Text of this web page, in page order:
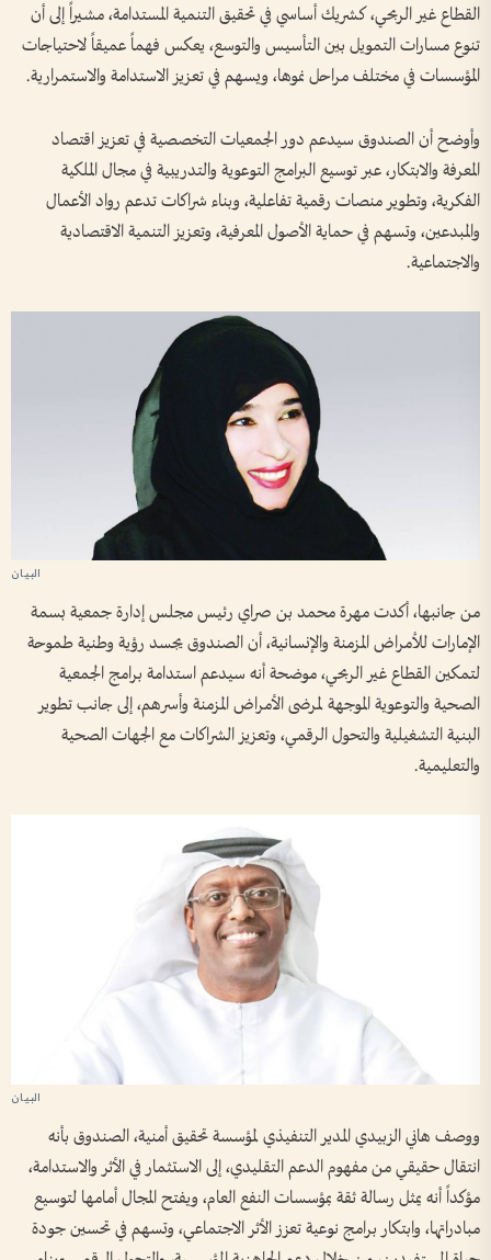
القطاع غير الربحي، كشريك أساسي في تحقيق التنمية المستدامة، مشيراً إلى أن
تنوع مسارات التمويل بين التأسيس والتوسع، يعكس فهماً عميقاً لاحتياجات
المؤسسات في مختلف مراحل نموها، ويسهم في تعزيز الاستدامة والاستمرارية.
وأوضح أن الصندوق سيدعم دور الجمعيات التخصصية في تعزيز اقتصاد
المعرفة والابتكار، عبر توسيع البرامج التوعوية والتدريبية في مجال الملكية
الفكرية، وتطوير منصات رقمية تفاعلية، وبناء شراكات تدعم رواد الأعمال
والمبدعين، وتسهم في حماية الأصول المعرفية، وتعزيز التنمية الاقتصادية
والاجتماعية.
من جانبها، أكدت مهرة محمد بن صراي رئيس مجلس إدارة جمعية بسمة
الإمارات للأمراض المزمنة والإنسانية، أن الصندوق يجسد رؤية وطنية طموحة
لتمكين القطاع غير الربحي، موضحة أنه سيدعم استدامة برامج الجمعية
الصحية والتوعوية الموجهة لمرضى الأمراض المزمنة وأسرهم، إلى جانب تطوير
البنية التشغيلية والتحول الرقمي، وتعزيز الشراكات مع الجهات الصحية
والتعليمية.
ووصف هاني الزبيدي المدير التنفيذي لمؤسسة تحقيق أمنية، الصندوق بأنه
انتقال حقيقي من مفهوم الدعم التقليدي، إلى الاستثمار في الأثر والاستدامة،
مؤكداً أنه يمثل رسالة ثقة بمؤسسات النفع العام، ويفتح المجال أمامها لتوسيع
مبادراتها، وابتكار برامج نوعية تعزز الأثر الاجتماعي، وتسهم في تحسين جودة